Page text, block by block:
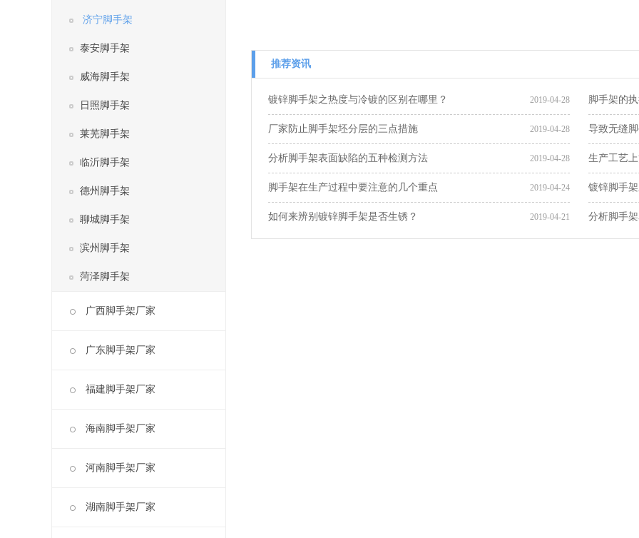
济宁脚手架
泰安脚手架
威海脚手架
日照脚手架
莱芜脚手架
临沂脚手架
德州脚手架
聊城脚手架
滨州脚手架
菏泽脚手架
广西脚手架厂家
广东脚手架厂家
福建脚手架厂家
海南脚手架厂家
河南脚手架厂家
湖南脚手架厂家
推荐资讯
2019-04-28
镀锌脚手架之热度与冷镀的区别在哪里？ 脚手架的
2019-04-28
厂家防止脚手架坯分层的三点措施 导致无缝
2019-04-28
分析脚手架表面缺陷的五种检测方法 生产工艺
2019-04-24
脚手架在生产过程中要注意的几个重点 镀锌脚手
2019-04-21
如何来辨别镀锌脚手架是否生锈？ 分析脚手